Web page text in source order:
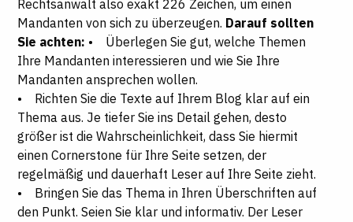
Rechtsanwalt also exakt 226 Zeichen, um einen
Mandanten von sich zu überzeugen. Darauf sollten
Sie achten: • Überlegen Sie gut, welche Themen
Ihre Mandanten interessieren und wie Sie Ihre
Mandanten ansprechen wollen.
• Richten Sie die Texte auf Ihrem Blog klar auf ein
Thema aus. Je tiefer Sie ins Detail gehen, desto
größer ist die Wahrscheinlichkeit, dass Sie hiermit
einen Cornerstone für Ihre Seite setzen, der
regelmäßig und dauerhaft Leser auf Ihre Seite zieht.
• Bringen Sie das Thema in Ihren Überschriften auf
den Punkt. Seien Sie klar und informativ. Der Leser